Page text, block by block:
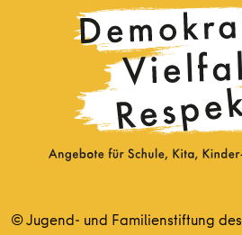
© Jugend- und Familienstiftung des